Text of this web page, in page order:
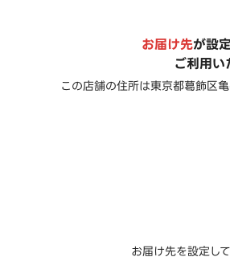
お届け先が設
ご利用い
この店舗の住所は東京都葛飾区
お届け先を設定し